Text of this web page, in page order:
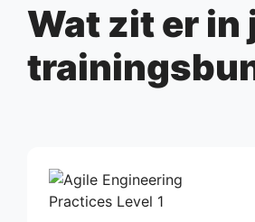
Wat zit er in